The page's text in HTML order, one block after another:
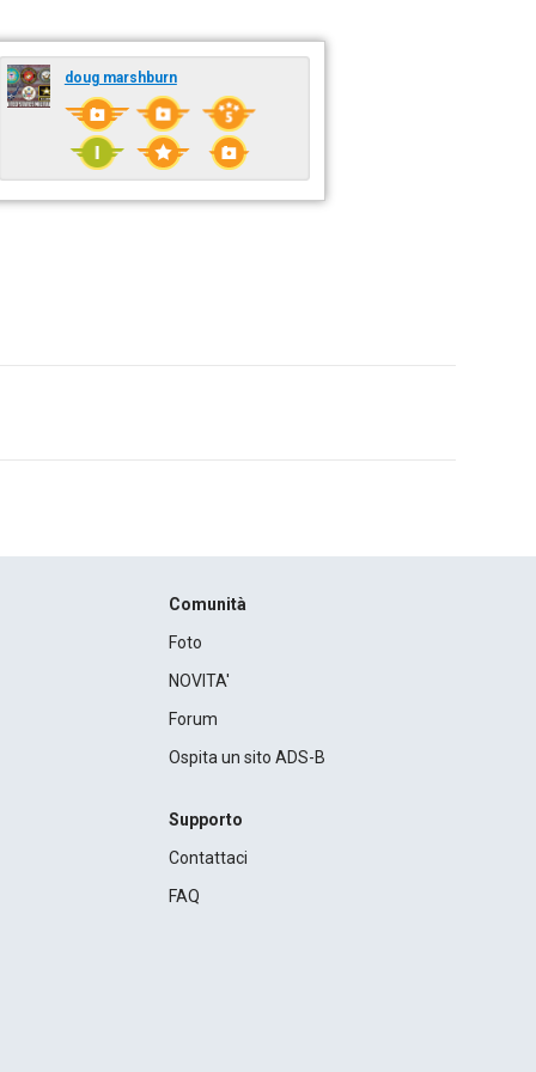
doug marshburn
Comunità
Foto
NOVITA'
Forum
Ospita un sito ADS-B
Supporto
Contattaci
FAQ